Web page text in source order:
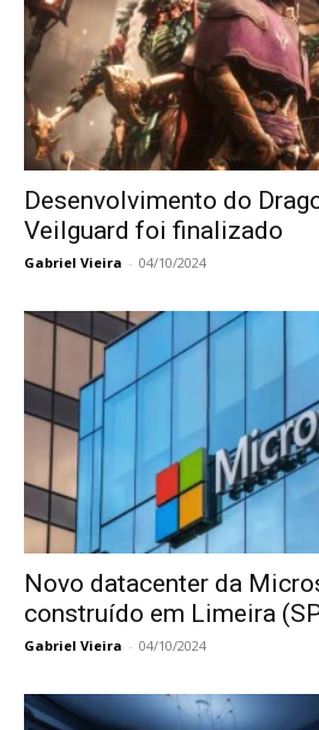
Desenvolvimento do
Veilguard foi finalizado
Gabriel Vieira - 04/10/2024
Novo datacenter da
construído em Limeira
Gabriel Vieira - 04/10/2024